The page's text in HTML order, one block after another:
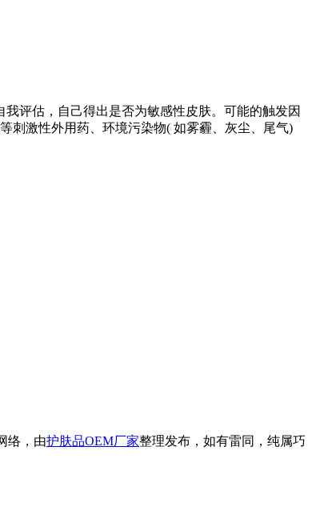
评估，自己得出是否为敏感性皮肤。可能的触发因
刺激性外用药、环境污染物( 如雾霾、灰尘、尾气)
络，由护肤品OEM厂家整理发布，如有雷同，纯属巧